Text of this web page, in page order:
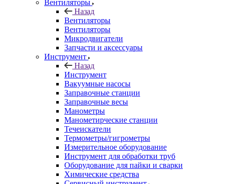
Вентиляторы
Назад
Вентиляторы
Вентиляторы
Микродвигатели
Запчасти и аксессуары
Инструмент
Назад
Инструмент
Вакуумные насосы
Заправочные станции
Заправочные весы
Манометры
Манометирческие станции
Течеискатели
Термометры/гигрометры
Измерительное оборудование
Инструмент для обработки труб
Оборудование для пайки и сварки
Химические средства